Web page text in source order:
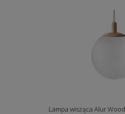
Lampa wisząca Alur